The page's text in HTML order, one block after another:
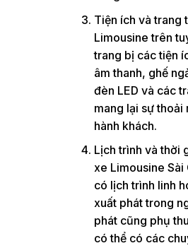
Tiện ích và trang
Limousine trên
trang bị các tiện
âm thanh, ghế
đèn LED và các
mang lại sự thoải
hành khách.
Lịch trình và thời
xe Limousine Sài
có lịch trình linh
xuất phát trong
phát cũng phụ
có thể có các